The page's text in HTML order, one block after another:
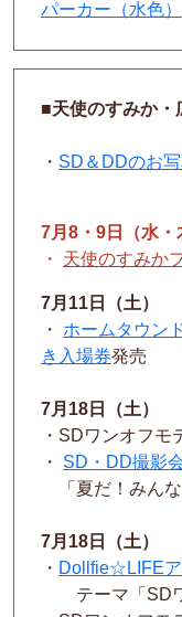
パーカー（水色）
■天使のすみか・
・ SD＆DDのお写
7月8・9日（水・
・ 天使のすみか
7月11日（土）
・
ホームタウン
き入場券発売
7月18日（土）
・SDワンオフモ
・
SD・DD撮影
「夏だ！みんな
7月18日（土）
・ Dollfie☆LIFE
テーマ「SDワ